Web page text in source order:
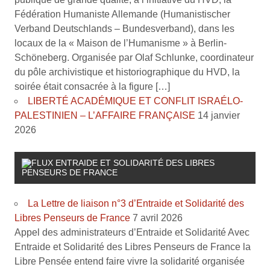
Fédération Humaniste Allemande (Humanistischer
Verband Deutschlands – Bundesverband), dans les
locaux de la « Maison de l’Humanisme » à Berlin-
Schöneberg. Organisée par Olaf Schlunke, coordinateur
du pôle archivistique et historiographique du HVD, la
soirée était consacrée à la figure […]
LIBERTÉ ACADÉMIQUE ET CONFLIT ISRAÉLO-
PALESTINIEN – L’AFFAIRE FRANÇAISE 14 janvier
2026
ENTRAIDE ET SOLIDARITÉ DES LIBRES
PENSEURS DE FRANCE
La Lettre de liaison n°3 d’Entraide et Solidarité des
Libres Penseurs de France 7 avril 2026
Appel des administrateurs d’Entraide et Solidarité Avec
Entraide et Solidarité des Libres Penseurs de France la
Libre Pensée entend faire vivre la solidarité organisée